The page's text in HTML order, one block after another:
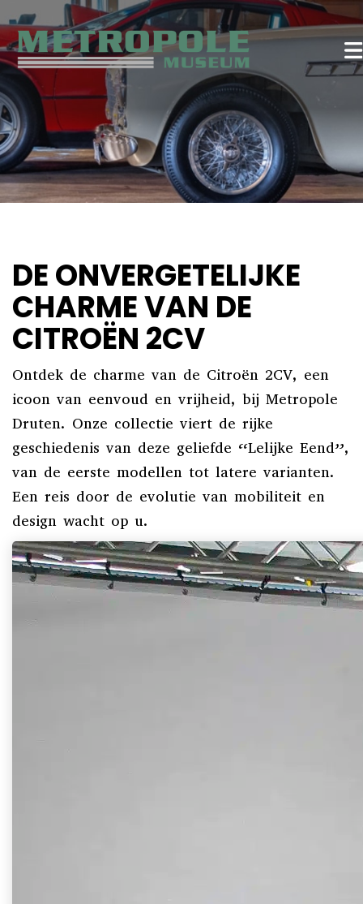
DE ONVERGETELIJKE
CHARME VAN DE
CITROËN 2CV
Ontdek de charme van de Citroën 2CV, een
icoon van eenvoud en vrijheid, bij Metropole
Druten. Onze collectie viert de rijke
geschiedenis van deze geliefde “Lelijke Eend”,
van de eerste modellen tot latere varianten.
Een reis door de evolutie van mobiliteit en
design wacht op u.